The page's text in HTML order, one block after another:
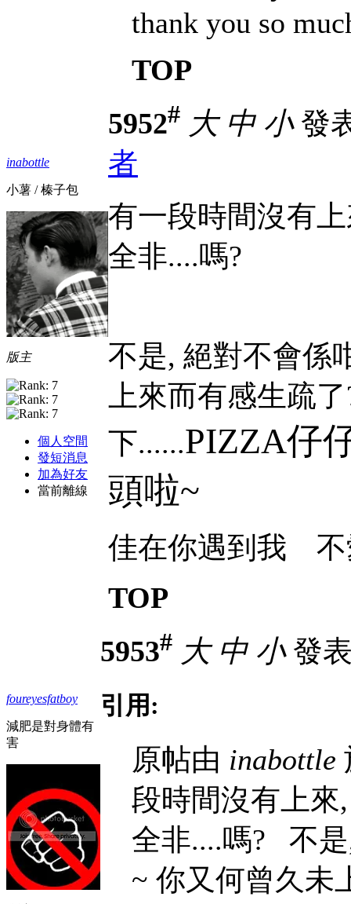
thank you so
TOP
inabottle
小薯 / 榛子包
版主
個人空間
發短消息
加為好友
當前離線
5952# 大 中 小發
者
有一段時間沒有
全非....嗎?
不是, 絕對不會係
上來而有感生疏
下......PIZZA仔
頭啦~
佳在你遇到我
TOP
foureyesfatboy
減肥是對身體有
害
5953# 大 中 小發
引用:
原帖由 inabottle
段時間沒有上來
全非....嗎? 不
~ 你又何曾久未